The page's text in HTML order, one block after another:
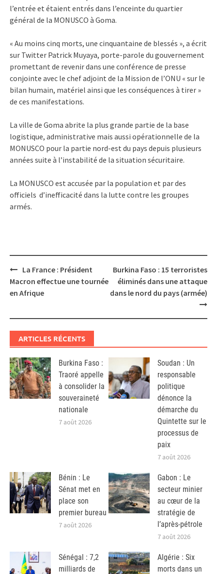
l’entrée et étaient entrés dans l’enceinte du quartier
général de la MONUSCO à Goma.
« Au moins cinq morts, une cinquantaine de blessés », a écrit
sur Twitter Patrick Muyaya, porte-parole du gouvernement
promettant de revenir dans une conférence de presse
conjointe avec le chef adjoint de la Mission de l’ONU « sur le
bilan humain, matériel ainsi que les conséquences à tirer »
de ces manifestations.
La ville de Goma abrite la plus grande partie de la base
logistique, administrative mais aussi opérationnelle de la
MONUSCO pour la partie nord-est du pays depuis plusieurs
années suite à l’instabilité de la situation sécuritaire.
La MONUSCO est accusée par la population et par des
officiels d’inefficacité dans la lutte contre les groupes
armés.
Post
navigation
La France : Président
Macron effectue une tournée
en Afrique
Burkina Faso : 15 terroristes
éliminés dans une attaque
dans le nord du pays (armée)
ARTICLES RÉCENTS
Burkina Faso :
Traoré appelle
à consolider la
souveraineté
nationale
7 août 2026
Soudan : Un
responsable
politique
dénonce la
démarche du
Quintette sur le
processus de
paix
7 août 2026
Bénin : Le
Sénat met en
place son
premier bureau
7 août 2026
Gabon : Le
secteur minier
au cœur de la
stratégie de
l’après-pétrole
7 août 2026
Sénégal : 7,2
milliards de
Algérie : Six
morts dans un